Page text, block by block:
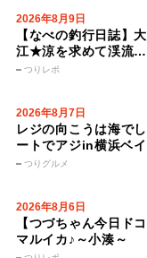
2026年8月9日
【なべの釣行日誌】
江★涼を求めて渓流…
つりレポ
2026年8月7日
レジの向こうは海で
ートでアジin横浜ベ
つりグルメ
2026年8月6日
【つづちゃん今日ドコ
マルイカ♪～小湊～